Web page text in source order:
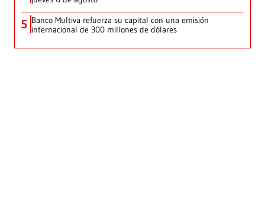
5 Banco Multiva refuerza su capital con una emisión
internacional de 300 millones de dólares